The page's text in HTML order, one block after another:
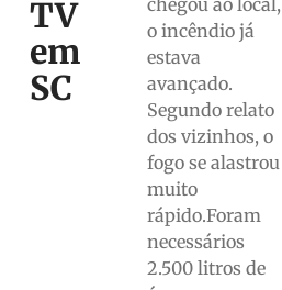
TV
em
SC
chegou ao local,
o incêndio já
estava
avançado.
Segundo relato
dos vizinhos, o
fogo se alastrou
muito
rápido.Foram
necessários
2.500 litros de